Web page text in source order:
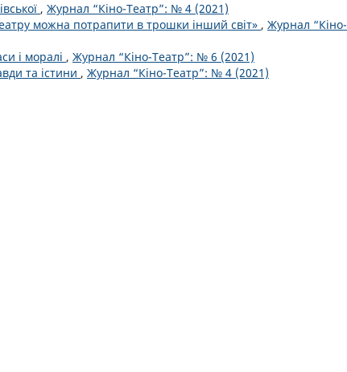
, Журнал “Кіно-Театр”: № 4 (2021)
можна потрапити в трошки інший світ» , Журнал “Кіно-
і моралі , Журнал “Кіно-Театр”: № 6 (2021)
та істини , Журнал “Кіно-Театр”: № 4 (2021)